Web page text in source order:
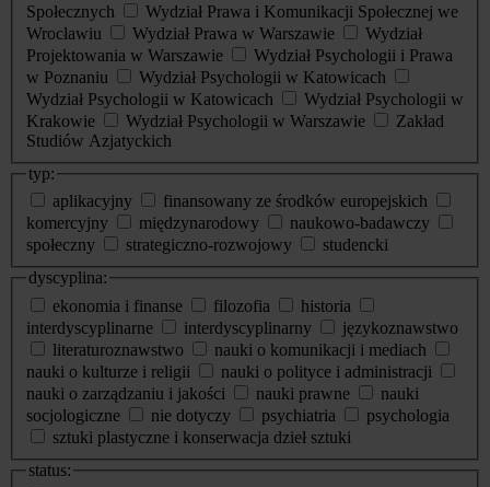
Społecznych
Wydział Prawa i Komunikacji Społecznej we
Wrocławiu
Wydział Prawa w Warszawie
Wydział
Projektowania w Warszawie
Wydział Psychologii i Prawa
w Poznaniu
Wydział Psychologii w Katowicach
Wydział Psychologii w Katowicach
Wydział Psychologii w
Krakowie
Wydział Psychologii w Warszawie
Zakład
Studiów Azjatyckich
typ:
aplikacyjny
finansowany ze środków europejskich
komercyjny
międzynarodowy
naukowo-badawczy
społeczny
strategiczno-rozwojowy
studencki
dyscyplina:
ekonomia i finanse
filozofia
historia
interdyscyplinarne
interdyscyplinarny
językoznawstwo
literaturoznawstwo
nauki o komunikacji i mediach
nauki o kulturze i religii
nauki o polityce i administracji
nauki o zarządzaniu i jakości
nauki prawne
nauki
socjologiczne
nie dotyczy psychiatria
psychologia
sztuki plastyczne i konserwacja dzieł sztuki
status: